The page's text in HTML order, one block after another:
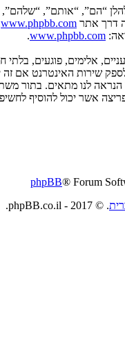
www.phpbb.com
www.phpbb.com
.
phpBB® Forum
. © 2017 - phpBB.co.il.